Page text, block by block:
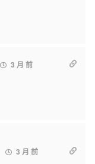
3 月 前
3 月 前